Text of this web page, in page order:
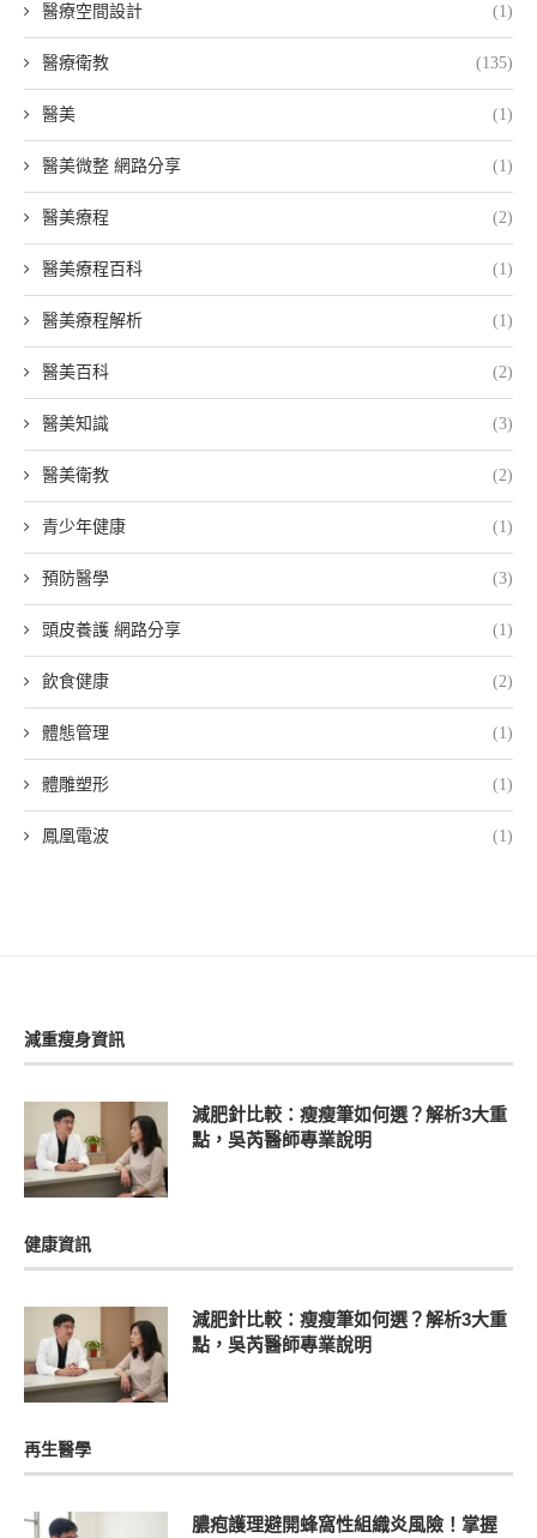
醫療空間設計 (1)
醫療衛教 (135)
醫美 (1)
醫美微整 網路分享 (1)
醫美療程 (2)
醫美療程百科 (1)
醫美療程解析 (1)
醫美百科 (2)
醫美知識 (3)
醫美衛教 (2)
青少年健康 (1)
預防醫學 (3)
頭皮養護 網路分享 (1)
飲食健康 (2)
體態管理 (1)
體雕塑形 (1)
鳳凰電波 (1)
減重瘦身資訊
減肥針比較：瘦瘦筆如何選？解析3大重
點，吳芮醫師專業說明
健康資訊
減肥針比較：瘦瘦筆如何選？解析3大重
點，吳芮醫師專業說明
再生醫學
膿疱護理避開蜂窩性組織炎風險！掌握